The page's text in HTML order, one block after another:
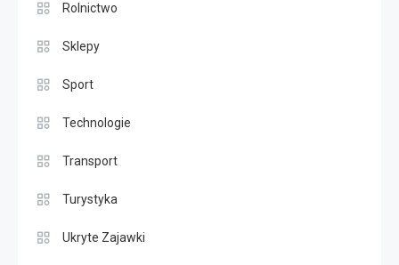
Rolnictwo
Sklepy
Sport
Technologie
Transport
Turystyka
Ukryte Zajawki